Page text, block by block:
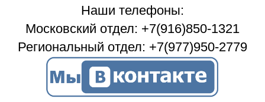
Наши телефоны:
Московский отдел: +7(916)850-1321
Региональный отдел: +7(977)950-2779